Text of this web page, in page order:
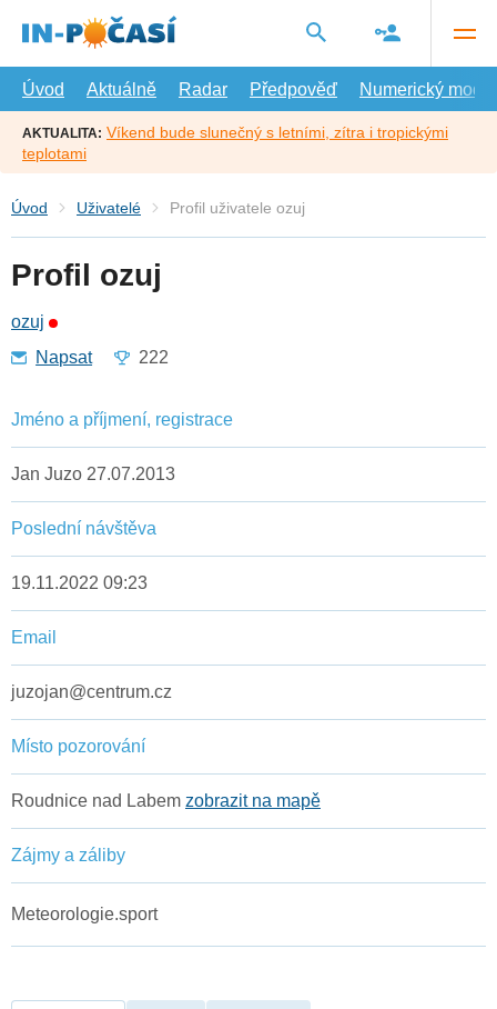
hlavní
Úvod
Aktuálně Radar Předpověď Numerický model
AKTUALITA: Víkend bude slunečný s letními, zítra i tropickými
teplotami
Úvod Uživatelé Profil uživatele ozuj
Profil ozuj
ozuj
Napsat
222
Jméno a příjmení, registrace
Jan Juzo 27.07.2013
Poslední návštěva
19.11.2022 09:23
Email
juzojan@centrum.cz
Místo pozorování
Roudnice nad Labem zobrazit na mapě
Zájmy a záliby
Meteorologie.sport